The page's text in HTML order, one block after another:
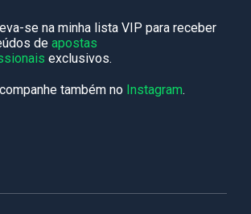
se na minha lista VIP para receber
de apostas
exclusivos.
também no Instagram.